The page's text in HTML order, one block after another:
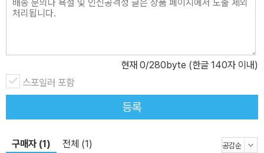
현재 0/280byte (한글 140자 이내)
스포일러 포함
등록
구매자 (1) 전체 (1)